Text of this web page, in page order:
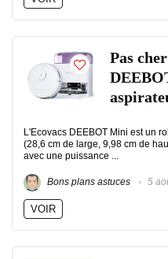
Pas
L'Ecovacs DEEBOT Mini est un
(28,6 cm de large, 9,98 cm de
avec une puissance ...
Bons plans astuces 5
VOIR